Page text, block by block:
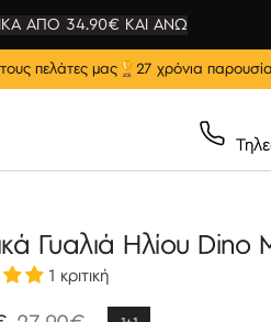
ΑΠΟ 34.90€ ΚΑΙ ΑΝΩ
πελάτες μας 🏆 27 χρόνια
Γυαλιά Ηλίου Dino
1 κριτική